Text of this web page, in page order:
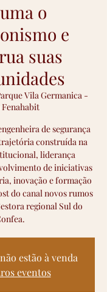
o
e
suas
Vila Germanica -
de segurança
construída na
liderança
de iniciativas
inovação e formação
do canal novos rumos
regional Sul do
estão à venda
eventos